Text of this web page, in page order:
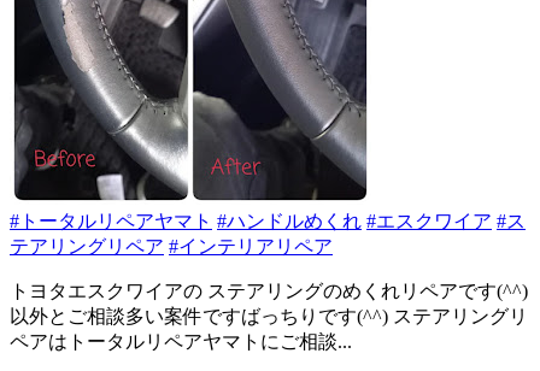
#トータルリペアヤマト #ハンドルめくれ #エスクワイア #ス
テアリングリペア #インテリアリペア
トヨタエスクワイアの ステアリングのめくれリペアです(^^)
以外とご相談多い案件ですばっちりです(^^) ステアリングリ
ペアはトータルリペアヤマトにご相談...